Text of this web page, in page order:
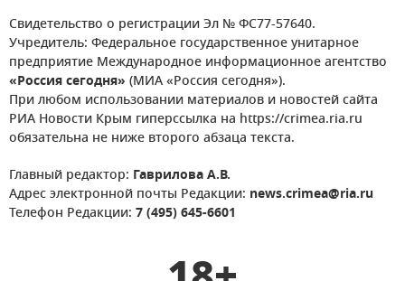
Свидетельство о регистрации Эл № ФС77-57640.
Учредитель: Федеральное государственное унитарное
предприятие Международное информационное агентство
«Россия сегодня» (МИА «Россия сегодня»).
При любом использовании материалов и новостей сайта
РИА Новости Крым гиперссылка на https://crimea.ria.ru
обязательна не ниже второго абзаца текста.
Главный редактор: Гаврилова А.В.
Адрес электронной почты Редакции: news.crimea@ria.ru
Телефон Редакции: 7 (495) 645-6601